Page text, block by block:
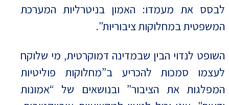
לבסס את מעמדו: האמון בניטרליות המערכת
המשפטית במחלוקות ציבוריות".
השופט לנדוי הבין שבמדינה דמוקרטית, מי שלוקח
לעצמו סמכות להכריע ב”מחלוקות פוליטיות
המפלגות את הציבור” ובנושאים של “אמונות